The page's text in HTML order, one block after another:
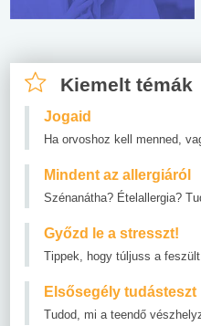
Kiemelt témák
Jogaid
Ha orvoshoz kell menned,
Mindent az allergiáról
Szénanátha? Ételallergia?
Győzd le a stresszt!
Tippek, hogy túljuss a
Elsősegély tudásteszt
Tudod, mi a teendő